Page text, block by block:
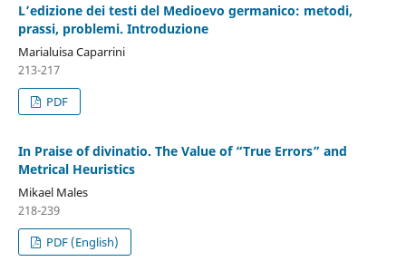
L’edizione dei testi del Medioevo germanico: metodi,
prassi, problemi. Introduzione
Marialuisa Caparrini
213-217
PDF
In Praise of divinatio. The Value of “True Errors” and
Metrical Heuristics
Mikael Males
218-239
PDF (English)